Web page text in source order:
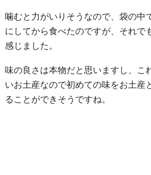
噛むと力がいりそうなので、袋の中
にしてから食べたのですが、それで
感じました。
味の良さは本物だと思いますし、こ
いお土産なので初めての味をお土産
ることができそうですね。